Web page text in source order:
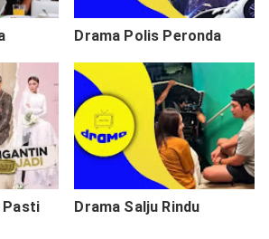
Drama Polis Peronda
Pasti
Drama Salju Rindu